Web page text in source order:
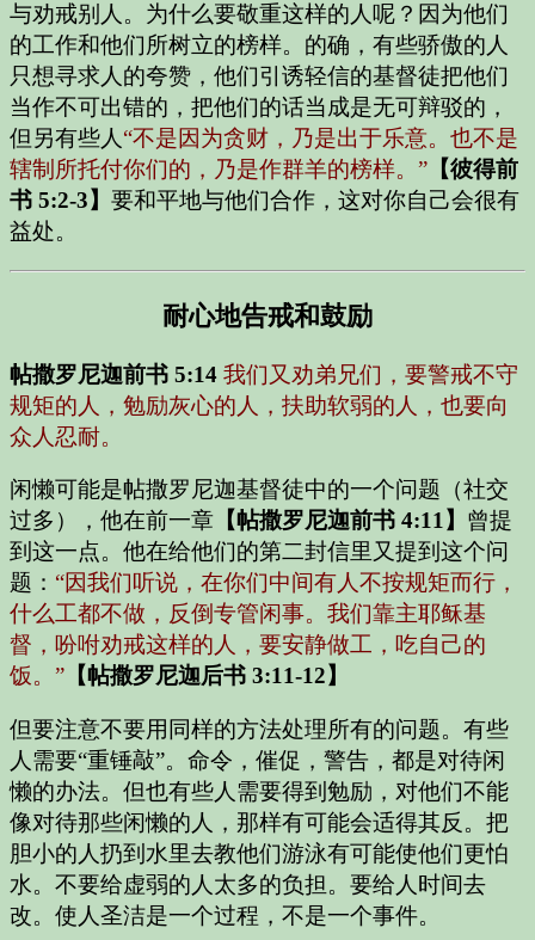
与劝戒别人。为什么要敬重这样的人呢？因为他们
的工作和他们所树立的榜样。的确，有些骄傲的人
只想寻求人的夸赞，他们引诱轻信的基督徒把他们
当作不可出错的，把他们的话当成是无可辩驳的，
但另有些人“不是因为贪财，乃是出于乐意。也不是
辖制所托付你们的，乃是作群羊的榜样。” 【彼得前
书 5:2-3】 要和平地与他们合作，这对你自己会很有
益处。
耐心地告戒和鼓励
帖撒罗尼迦前书 5:14 我们又劝弟兄们，要警戒不守
规矩的人，勉励灰心的人，扶助软弱的人，也要向
众人忍耐。
闲懒可能是帖撒罗尼迦基督徒中的一个问题（社交
过多），他在前一章 【帖撒罗尼迦前书 4:11】 曾提
到这一点。他在给他们的第二封信里又提到这个问
题： “因我们听说，在你们中间有人不按规矩而行，
什么工都不做，反倒专管闲事。我们靠主耶稣基
督，吩咐劝戒这样的人，要安静做工，吃自己的
饭。” 【帖撒罗尼迦后书 3:11-12】
但要注意不要用同样的方法处理所有的问题。有些
人需要“重锤敲”。命令，催促，警告，都是对待闲
懒的办法。但也有些人需要得到勉励，对他们不能
像对待那些闲懒的人，那样有可能会适得其反。把
胆小的人扔到水里去教他们游泳有可能使他们更怕
水。不要给虚弱的人太多的负担。要给人时间去
改。使人圣洁是一个过程，不是一个事件。